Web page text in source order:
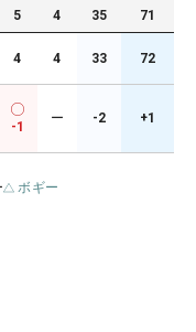
5 4 35 71
4 4 33 72
-1
ー -2 +1
ボギー